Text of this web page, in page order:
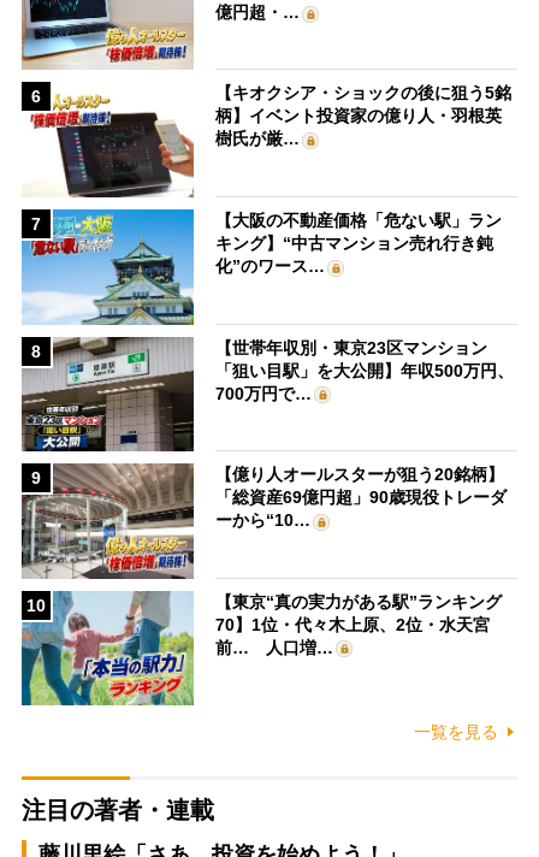
億円超・…
6
【キオクシア・ショックの後に狙う5銘
柄】イベント投資家の億り人・羽根英
樹氏が厳…
7
【大阪の不動産価格「危ない駅」ラン
キング】“中古マンション売れ行き鈍
化”のワース…
8
【世帯年収別・東京23区マンション
「狙い目駅」を大公開】年収500万円、
700万円で…
9
【億り人オールスターが狙う20銘柄】
「総資産69億円超」90歳現役トレーダ
ーから“10…
10
【東京“真の実力がある駅”ランキング
70】1位・代々木上原、2位・水天宮
前… 人口増…
一覧を見る
注目の著者・連載